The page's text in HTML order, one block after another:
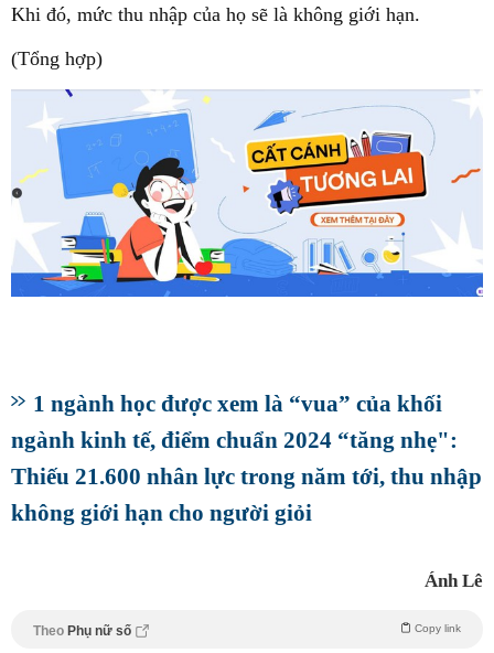
Khi đó, mức thu nhập của họ sẽ là không giới hạn.
(Tổng hợp)
1 ngành học được xem là “vua” của khối
ngành kinh tế, điểm chuẩn 2024 “tăng nhẹ":
Thiếu 21.600 nhân lực trong năm tới, thu nhập
không giới hạn cho người giỏi
Ánh Lê
Theo Phụ nữ số Copy link